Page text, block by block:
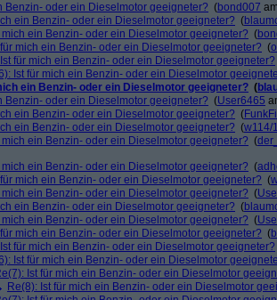
Benzin- oder ein Dieselmotor geeigneter? (bond007
ein Benzin- oder ein Dieselmotor geeigneter? (
mich ein Benzin- oder ein Dieselmotor geeigneter? (
für mich ein Benzin- oder ein Dieselmotor geeigneter? (
für mich ein Benzin- oder ein Dieselmotor geeigneter?
Ist für mich ein Benzin- oder ein Dieselmotor
ein Benzin- oder ein Dieselmotor geeigneter? (
Benzin- oder ein Dieselmotor geeigneter? (User6465
ein Benzin- oder ein Dieselmotor geeigneter? (
ein Benzin- oder ein Dieselmotor geeigneter? (w114/
mich ein Benzin- oder ein Dieselmotor geeigneter? (
mich ein Benzin- oder ein Dieselmotor geeigneter? (
für mich ein Benzin- oder ein Dieselmotor geeigneter? (
mich ein Benzin- oder ein Dieselmotor geeigneter? (
ein Benzin- oder ein Dieselmotor geeigneter? (
mich ein Benzin- oder ein Dieselmotor geeigneter? (
für mich ein Benzin- oder ein Dieselmotor geeigneter? (
für mich ein Benzin- oder ein Dieselmotor geeigneter?
Ist für mich ein Benzin- oder ein Dieselmotor
Ist für mich ein Benzin- oder ein Dieselmotor
Re(8): Ist für mich ein Benzin- oder ein Dieselmotor